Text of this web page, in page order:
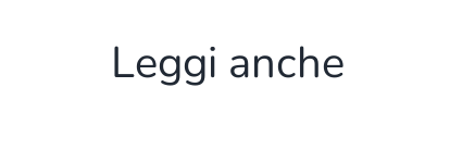
Leggi anche